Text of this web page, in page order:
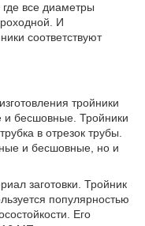
где все диаметры
И
соответствуют
тройники
и бесшовные. Тройники
в отрезок трубы.
и бесшовные, но и
заготовки. Тройник
популярностью
Его